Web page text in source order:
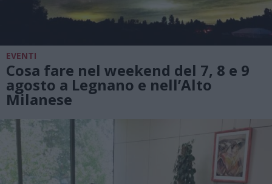
EVENTI
Cosa fare nel weekend del 7, 8 e 9
agosto a Legnano e nell’Alto
Milanese